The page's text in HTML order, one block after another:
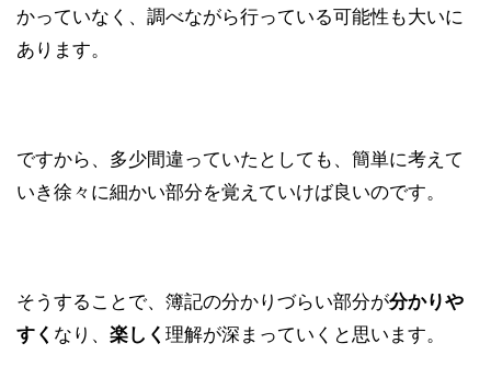
かっていなく、調べながら行っている可能性も大いに
あります。
ですから、多少間違っていたとしても、簡単に考えて
いき徐々に細かい部分を覚えていけば良いのです。
そうすることで、簿記の分かりづらい部分が分かりや
すく なり、 楽しく 理解が深まっていくと思います。